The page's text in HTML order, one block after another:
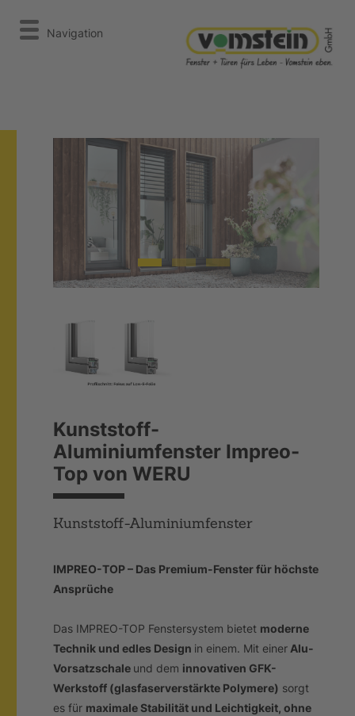
Navigation
Kunststoff-
Aluminiumfenster Impreo-
Top von WERU
Kunststoff-Aluminiumfenster
IMPREO-TOP – Das Premium-Fenster für höchste
Ansprüche
Das IMPREO-TOP Fenstersystem bietet moderne
Technik und edles Design in einem. Mit einer Alu-
Vorsatzschale und dem innovativen GFK-
Werkstoff (glasfaserverstärkte Polymere) sorgt
es für maximale Stabilität und Leichtigkeit, ohne